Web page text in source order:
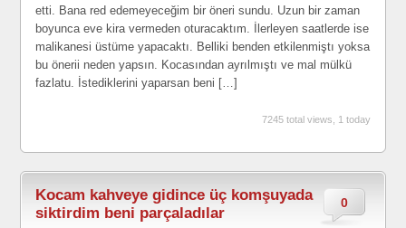
etti. Bana red edemeyeceğim bir öneri sundu. Uzun bir zaman
boyunca eve kira vermeden oturacaktım. İlerleyen saatlerde ise
malikanesi üstüme yapacaktı. Belliki benden etkilenmiştı yoksa
bu önerii neden yapsın. Kocasından ayrılmıştı ve mal mülkü
fazlatu. İstediklerini yaparsan beni […]
7245 total views, 1 today
0
Kocam kahveye gidince üç komşuyada
siktirdim beni parçaladılar